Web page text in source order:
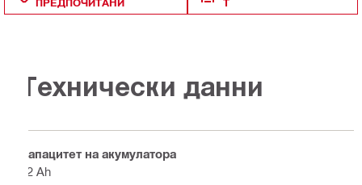
ПРЕДПОЧИТАНИ
Т
Технически данни
Капацитет на акумулатора
12 Ah